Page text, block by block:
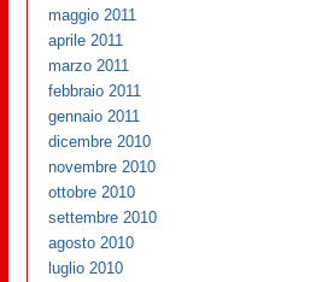
maggio 2011
aprile 2011
marzo 2011
febbraio 2011
gennaio 2011
dicembre 2010
novembre 2010
ottobre 2010
settembre 2010
agosto 2010
luglio 2010